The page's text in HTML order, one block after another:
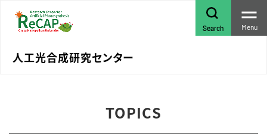
人工光合成研究センター
Search Menu
TOPICS